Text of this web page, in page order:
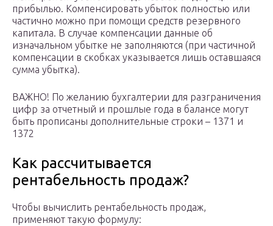
прибылью. Компенсировать убыток полностью или
частично можно при помощи средств резервного
капитала. В случае компенсации данные об
изначальном убытке не заполняются (при частичной
компенсации в скобках указывается лишь оставшаяся
сумма убытка).
ВАЖНО! По желанию бухгалтерии для разграничения
цифр за отчетный и прошлые года в балансе могут
быть прописаны дополнительные строки – 1371 и
1372
Как рассчитывается
рентабельность продаж?
Чтобы вычислить рентабельность продаж,
применяют такую формулу: